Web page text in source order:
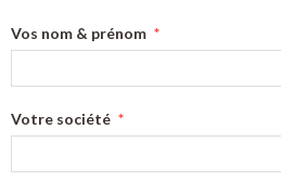
Vos nom & prénom
Votre société